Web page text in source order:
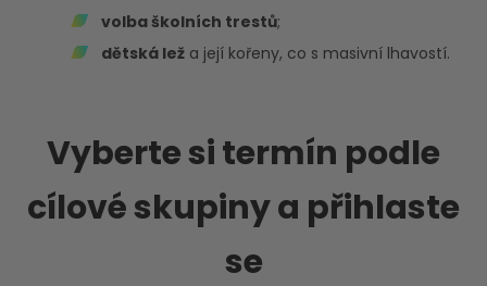
volba školních trestů;
dětská lež a její kořeny, co s masivní lhavostí.
Vyberte si termín podle
cílové skupiny a přihlaste
se